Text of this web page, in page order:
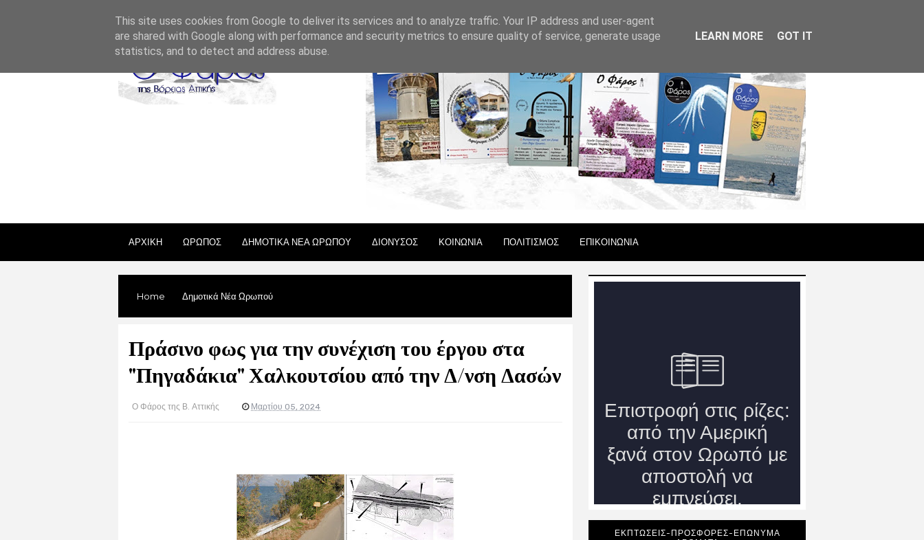
ΑΡΧΙΚΗ ΩΡΩΠΟΣ ΔΗΜΟΤΙΚΑ ΝΕΑ ΩΡΩΠΟΥ ΔΙΟΝΥΣΟΣ ΚΟΙΝΩΝΙΑ ΠΟΛΙΤΙΣΜΟΣ ΕΠΙΚΟΙΝΩΝΙΑ
Home Δημοτικά Νέα Ωρωπού
Πράσινο φως για την συνέχιση του έργου στα
"Πηγαδάκια" Χαλκουτσίου από την Δ/νση Δασών
Ο Φάρος της Β. Αττικής Μαρτίου 05, 2024
ΕΚΠΤΩΣΕΙΣ-ΠΡΟΣΦΟΡΕΣ-ΕΠΩΝΥΜΑ
This site uses cookies from Google to deliver its services and to analyze traffic. Your IP address and user-agent
are shared with Google along with performance and security metrics to ensure quality of service, generate usage
statistics, and to detect and address abuse.
LEARN MORE GOT IT